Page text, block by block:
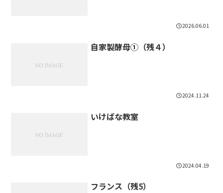
2026.06.01
自家製酵母①（残４）
2024.11.24
いけばな教室
2024.04.19
フランス（残5）